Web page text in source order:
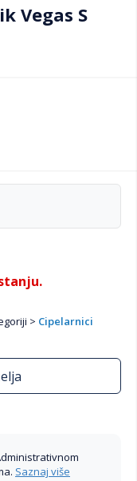
Vegas S
> Cipelarnici
Saznaj više